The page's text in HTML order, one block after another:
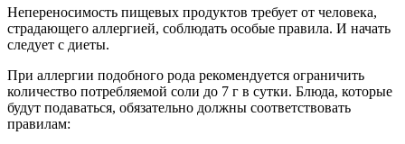
Непереносимость пищевых продуктов требует от человека,
страдающего аллергией, соблюдать особые правила. И начать
следует с диеты.
При аллергии подобного рода рекомендуется ограничить
количество потребляемой соли до 7 г в сутки. Блюда, которые
будут подаваться, обязательно должны соответствовать
правилам: